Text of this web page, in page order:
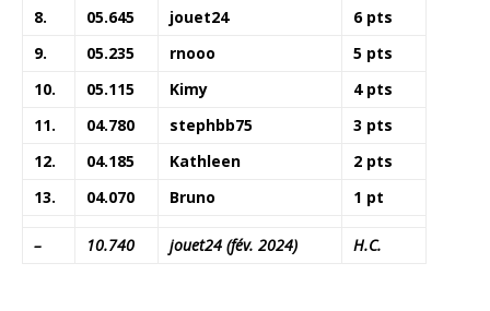
8.
05.645 jouet24
6 pts
9.
05.235 rnooo
5 pts
10.
05.115 Kimy
4 pts
11.
04.780 stephbb75
3 pts
12.
04.185 Kathleen
2 pts
13.
04.070 Bruno 1 pt
– 10.740 jouet24 (fév. 2024) H.C.